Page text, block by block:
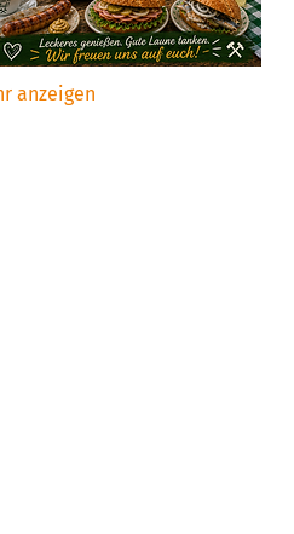
anzeigen